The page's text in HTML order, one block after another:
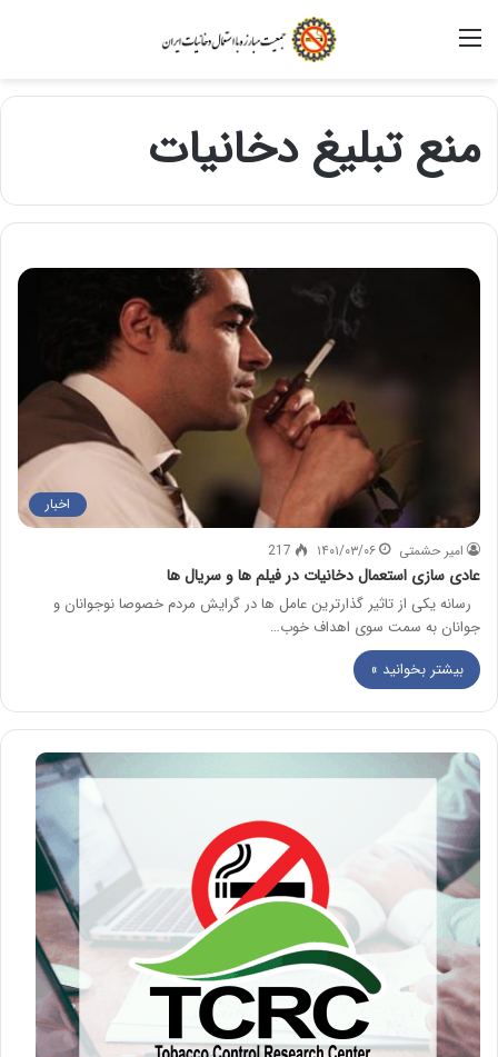
منع تبلیغ دخانیات
اخبار
امیر حشمتی ۱۴۰۱/۰۳/۰۶ 217
عادی سازی استعمال دخانیات در فیلم ها و سریال ها
رسانه یکی از تاثیر گذارترین عامل ها در گرایش مردم خصوصا نوجوانان و
جوانان به سمت سوی اهداف خوب…
بیشتر بخوانید »